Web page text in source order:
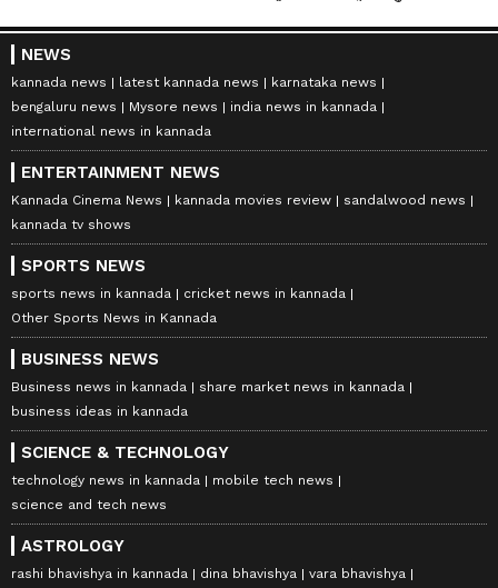
NEWS
kannada news latest kannada news
karnataka news
bengaluru news
Mysore news
india news in kannada
international news in kannada
ENTERTAINMENT NEWS
Kannada Cinema News kannada movies review
sandalwood news
kannada tv shows
SPORTS NEWS
sports news in kannada
cricket news in kannada
Other Sports News in Kannada
BUSINESS NEWS
Business news in kannada
share market news in kannada
business ideas in kannada
SCIENCE & TECHNOLOGY
technology news in kannada
mobile tech news
science and tech news
ASTROLOGY
rashi bhavishya in kannada dina bhavishya
vara bhavishya